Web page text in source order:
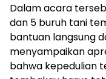
Dalam acara
dan 5 buruh tani
bantuan langsung
menyampaikan
bahwa kepedulian